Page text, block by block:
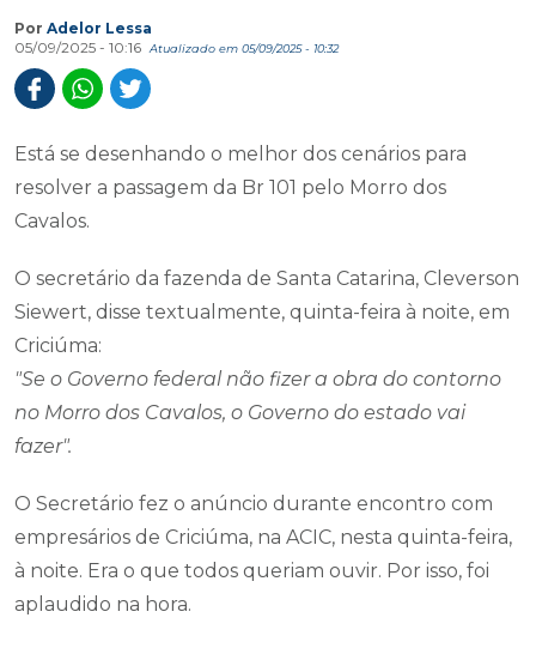
Por Adelor Lessa
05/09/2025 - 10:16
Atualizado em 05/09/2025 - 10:32
Está se desenhando o melhor dos cenários para
resolver a passagem da Br 101 pelo Morro dos
Cavalos.
O secretário da fazenda de Santa Catarina, Cleverson
Siewert, disse textualmente, quinta-feira à noite, em
Criciúma:
"Se o Governo federal não fizer a obra do contorno
no Morro dos Cavalos, o Governo do estado vai
fazer".
O Secretário fez o anúncio durante encontro com
empresários de Criciúma, na ACIC, nesta quinta-feira,
à noite. Era o que todos queriam ouvir. Por isso, foi
aplaudido na hora.